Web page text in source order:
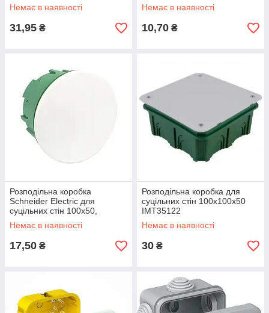
Немає в наявності
31,95 ₴
Немає в наявності
10,70 ₴
Розподільна коробка
Schneider Electric для
суцільних стін 100x50,
IMT35121
Немає в наявності
17,50 ₴
Розподільна коробка для
суцільних стін 100х100х50
IMT35122
Немає в наявності
30 ₴